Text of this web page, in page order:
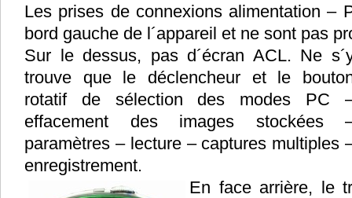
Les prises de connexions alimentation –
bord gauche de l´appareil et ne sont pas
Sur le dessus, pas d´écran ACL. Ne
trouve que le déclencheur et le
rotatif de sélection des modes PC
effacement des images stockées
paramètres – lecture – captures multiples
enregistrement.
En face arrière, le